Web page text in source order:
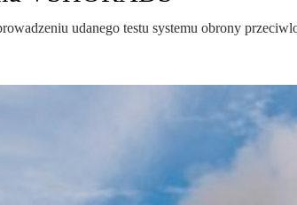
udanego testu systemu obrony